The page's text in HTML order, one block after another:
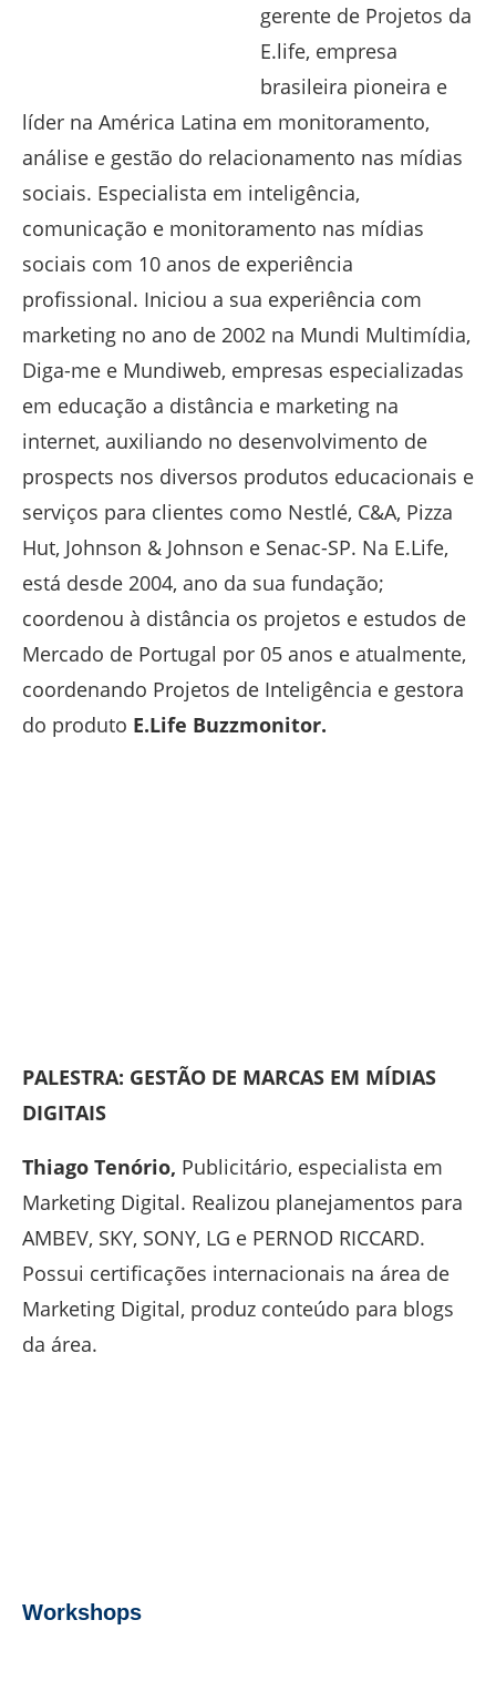
gerente de Projetos da
E.life, empresa
brasileira pioneira e
líder na América Latina em monitoramento,
análise e gestão do relacionamento nas mídias
sociais. Especialista em inteligência,
comunicação e monitoramento nas mídias
sociais com 10 anos de experiência
profissional. Iniciou a sua experiência com
marketing no ano de 2002 na Mundi Multimídia,
Diga-me e Mundiweb, empresas especializadas
em educação a distância e marketing na
internet, auxiliando no desenvolvimento de
prospects nos diversos produtos educacionais e
serviços para clientes como Nestlé, C&A, Pizza
Hut, Johnson & Johnson e Senac-SP. Na E.Life,
está desde 2004, ano da sua fundação;
coordenou à distância os projetos e estudos de
Mercado de Portugal por 05 anos e atualmente,
coordenando Projetos de Inteligência e gestora
do produto E.Life Buzzmonitor.
PALESTRA: GESTÃO DE MARCAS EM MÍDIAS
DIGITAIS
Thiago Tenório, Publicitário, especialista em
Marketing Digital. Realizou planejamentos para
AMBEV, SKY, SONY, LG e PERNOD RICCARD.
Possui certificações internacionais na área de
Marketing Digital, produz conteúdo para blogs
da área.
Workshops